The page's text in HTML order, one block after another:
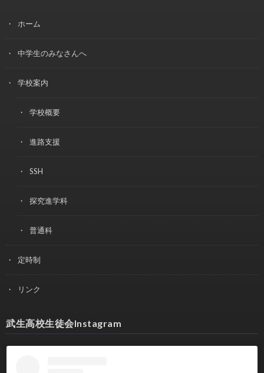
ホーム
中学生のみなさんへ
学校案内
学校概要
進路支援
SSH
探究進学科
普通科
定時制
リンク
武生高校生徒会Instagram